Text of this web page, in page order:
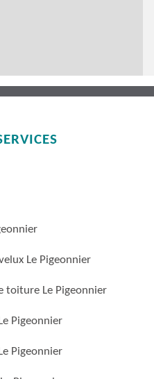
Le Pigeonnier
toiture Le Pigeonnier
Pigeonnier
Pigeonnier